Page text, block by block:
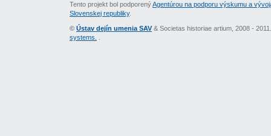
Tento projekt bol podporenýAgentúrou na podporu výskumu a
Slovenskej republiky.
© Ústav dejín umenia SAV & Societas historiae artium, 2008 -
systems.